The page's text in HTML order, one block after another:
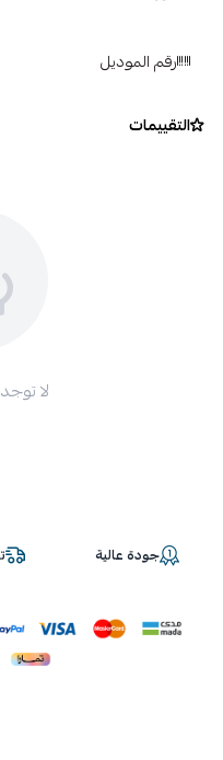
أطول.
عزز مظهر سيارتك: امنح
رقم الموديل
التقييمات
لا
جودة عالية